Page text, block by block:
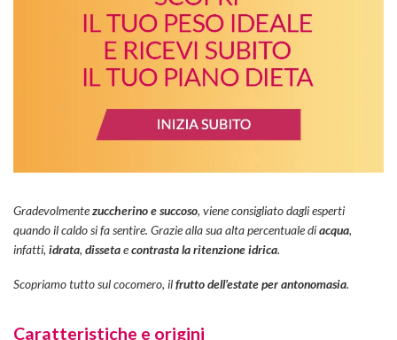
Gradevolmentezuccherino e succoso, viene consigliato dagli esperti
quando il caldo si fa sentire. Grazie alla sua alta percentuale diacqua,
infatti, idrata, dissetaecontrasta la ritenzione idrica.
Scopriamo tutto sul cocomero, ilfrutto dell’estate per antonomasia.
Caratteristiche e origini